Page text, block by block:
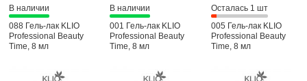
В наличии
088 Гель-лак KLIO
Professional Beauty
Time, 8 мл
В наличии
001 Гель-лак KLIO
Professional Beauty
Time, 8 мл
Осталась 1 шт
005 Гель-лак KLIO
Professional Beauty
Time, 8 мл